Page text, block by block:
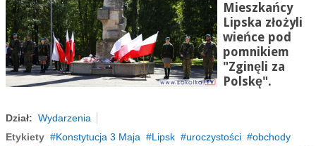
Mieszkańcy
Lipska złożyli
wieńce pod
pomnikiem
"Zginęli za
Polskę".
Dział: Wydarzenia
Etykiety
Konstytucja 3 Maja Lipsk uroczystości
obchody